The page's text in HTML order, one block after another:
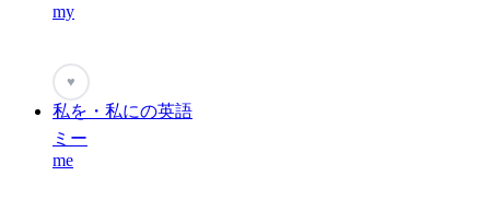
my
♥
私を・私にの英語
ミー
me